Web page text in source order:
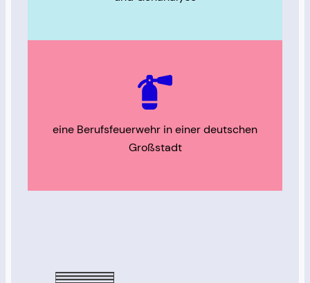
eine Berufsfeuerwehr in einer deutschen
Großstadt